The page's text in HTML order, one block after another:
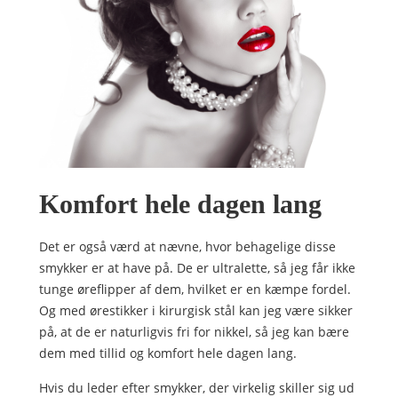
Komfort hele dagen lang
Det er også værd at nævne, hvor behagelige disse
smykker er at have på. De er ultralette, så jeg får ikke
tunge øreflipper af dem, hvilket er en kæmpe fordel.
Og med ørestikker i kirurgisk stål kan jeg være sikker
på, at de er naturligvis fri for nikkel, så jeg kan bære
dem med tillid og komfort hele dagen lang.
Hvis du leder efter smykker, der virkelig skiller sig ud